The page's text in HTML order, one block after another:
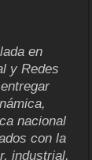
en
y Redes
nacional
con la
industrial,